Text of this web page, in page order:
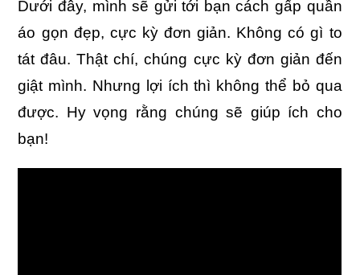
Dưới đây, mình sẽ gửi tới bạn cách gấp quần
áo gọn đẹp, cực kỳ đơn giản. Không có gì to
tát đâu. Thật chí, chúng cực kỳ đơn giản đến
giật mình. Nhưng lợi ích thì không thể bỏ qua
được. Hy vọng rằng chúng sẽ giúp ích cho
bạn!